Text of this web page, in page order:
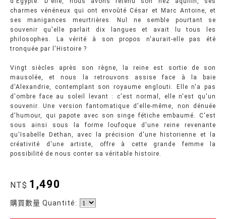
charmes vénéneux qui ont envoûté César et Marc Antoine, et
ses manigances meurtrières. Nul ne semble pourtant se
souvenir qu'elle parlait dix langues et avait lu tous les
philosophes. La vérité à son propos n'aurait-elle pas été
tronquée par l'Histoire ?
Vingt siècles après son règne, la reine est sortie de son
mausolée, et nous la retrouvons assise face à la baie
d'Alexandrie, contemplant son royaume englouti. Elle n'a pas
d'ombre face au soleil levant : c'est normal, elle n'est qu'un
souvenir. Une version fantomatique d'elle-même, non dénuée
d'humour, qui papote avec son singe fétiche embaumé. C'est
sous ainsi sous la forme loufoque d'une reine revenante
qu'Isabelle Dethan, avec la précision d'une historienne et la
créativité d'une artiste, offre à cette grande femme la
possibilité de nous conter sa véritable histoire.
NT$ 1,490
購買數量 Quantité: